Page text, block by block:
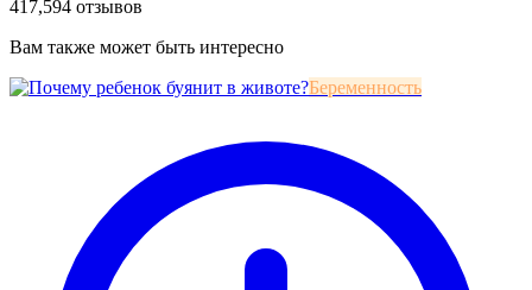
417,594 отзывов
Вам также может быть интересно
Беременность